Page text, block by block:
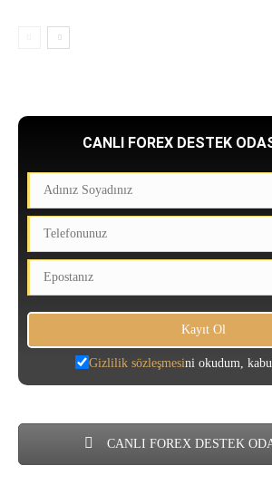
CANLI FOREX DESTEK
Gizlilik sözleşmesini okudum,
CANLI FOREX DESTEK